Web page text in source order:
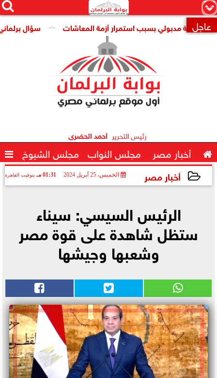
×


 عاجل سؤال برلماني مدبولي بسبب استمرار أزمة المعاشات
رئيس التحرير أحمد الحضرى
 أخبار مصر مجلس النواب مجلس الشيوخ 
أخبار مصر الخميس، 25 أبريل 2024 01:31 مـ بتوقيت القاهرة
الرئيس السيسي: سيناء
ستظل شاهدة على قوة مصر
وشعبها وجيشها